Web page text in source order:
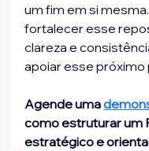
um fim em si
fortalecer esse
clareza e
apoiar esse próximo
Agende uma
como estruturar um
estratégico e